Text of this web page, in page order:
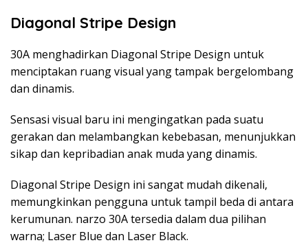
Diagonal Stripe Design
30A menghadirkan Diagonal Stripe Design untuk
menciptakan ruang visual yang tampak bergelombang
dan dinamis.
Sensasi visual baru ini mengingatkan pada suatu
gerakan dan melambangkan kebebasan, menunjukkan
sikap dan kepribadian anak muda yang dinamis.
Diagonal Stripe Design ini sangat mudah dikenali,
memungkinkan pengguna untuk tampil beda di antara
kerumunan. narzo 30A tersedia dalam dua pilihan
warna; Laser Blue dan Laser Black.